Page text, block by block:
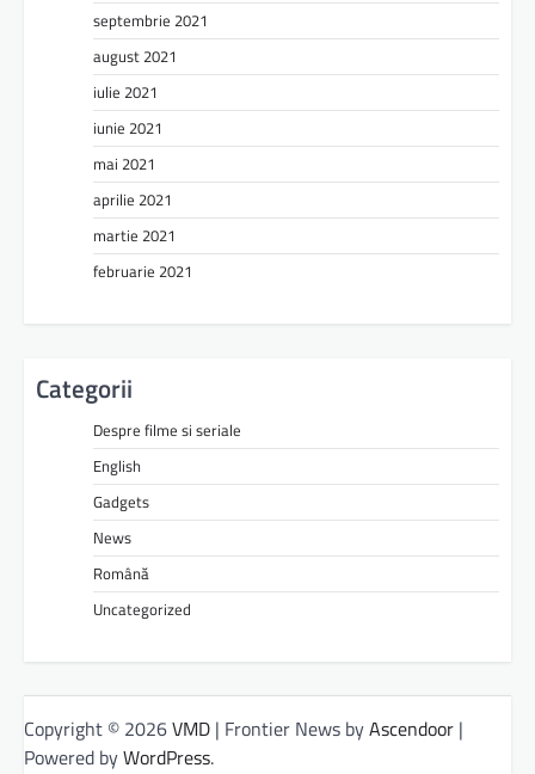
septembrie 2021
august 2021
iulie 2021
iunie 2021
mai 2021
aprilie 2021
martie 2021
februarie 2021
Categorii
Despre filme si seriale
English
Gadgets
News
Română
Uncategorized
Copyright © 2026VMD | Frontier News byAscendoor |
Powered byWordPress.